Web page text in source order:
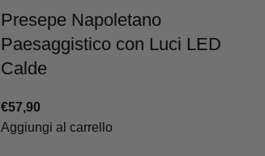
Presepe Napoletano
Paesaggistico con Luci LED
Calde
€57,90
Aggiungi al carrello